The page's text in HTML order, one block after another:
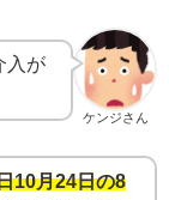
ケンジさん
入が
10月24日の8